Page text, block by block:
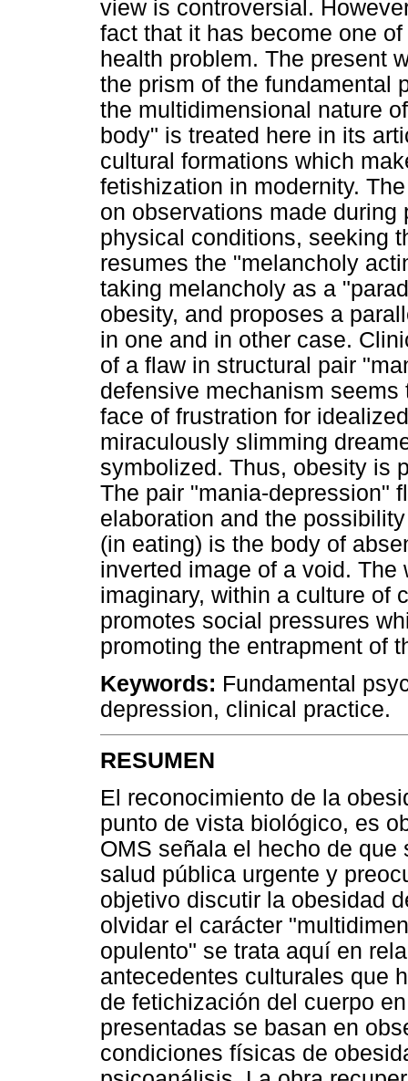
view is controversial.
fact that it has become one
health problem. The present
the prism of the fundamental
the multidimensional nature
body" is treated here in its
cultural formations which
fetishization in modernity.
on observations made
physical conditions, seeking
resumes the "melancholy
taking melancholy as a
obesity, and proposes a
in one and in other case.
of a flaw in structural pair
defensive mechanism
face of frustration for
miraculously slimming
symbolized. Thus, obesity is
The pair "mania-depression"
elaboration and the
(in eating) is the body of
inverted image of a void.
imaginary, within a culture of
promotes social pressures
promoting the entrapment of
Keywords: Fundamental
depression, clinical practice.
RESUMEN
El reconocimiento de la
punto de vista biológico, es
OMS señala el hecho de
salud pública urgente y
objetivo discutir la obesidad
olvidar el carácter
opulento" se trata aquí en
antecedentes culturales que
de fetichización del cuerpo
presentadas se basan en
condiciones físicas de